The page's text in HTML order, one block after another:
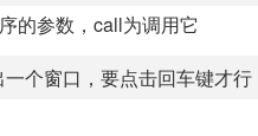
的参数，call为调用它
个窗口，要点击回车键才